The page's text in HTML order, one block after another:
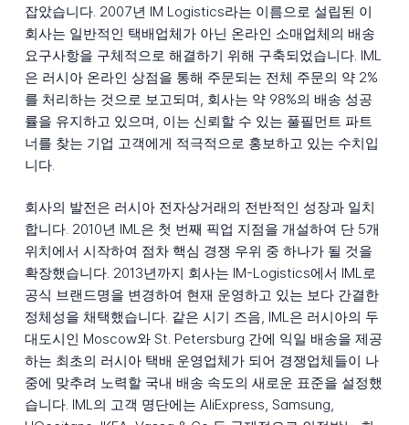
잡았습니다. 2007년 IM Logistics라는 이름으로 설립된 이
회사는 일반적인 택배업체가 아닌 온라인 소매업체의 배송
요구사항을 구체적으로 해결하기 위해 구축되었습니다. IML
은 러시아 온라인 상점을 통해 주문되는 전체 주문의 약 2%
를 처리하는 것으로 보고되며, 회사는 약 98%의 배송 성공
률을 유지하고 있으며, 이는 신뢰할 수 있는 풀필먼트 파트
너를 찾는 기업 고객에게 적극적으로 홍보하고 있는 수치입
니다.
회사의 발전은 러시아 전자상거래의 전반적인 성장과 일치
합니다. 2010년 IML은 첫 번째 픽업 지점을 개설하여 단 5개
위치에서 시작하여 점차 핵심 경쟁 우위 중 하나가 될 것을
확장했습니다. 2013년까지 회사는 IM-Logistics에서 IML로
공식 브랜드명을 변경하여 현재 운영하고 있는 보다 간결한
정체성을 채택했습니다. 같은 시기 즈음, IML은 러시아의 두
대도시인 Moscow와 St. Petersburg 간에 익일 배송을 제공
하는 최초의 러시아 택배 운영업체가 되어 경쟁업체들이 나
중에 맞추려 노력할 국내 배송 속도의 새로운 표준을 설정했
습니다. IML의 고객 명단에는 AliExpress, Samsung,